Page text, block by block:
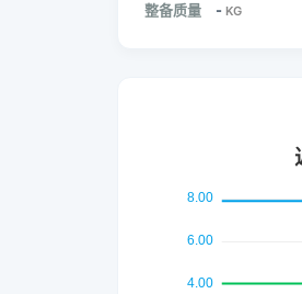
整备质量 - KG